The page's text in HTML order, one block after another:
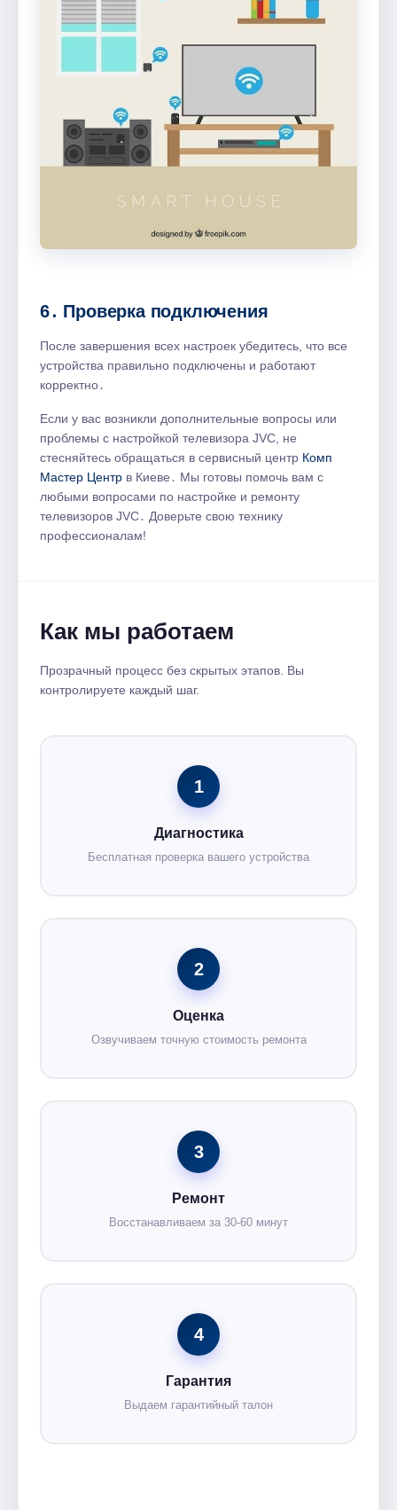
6․ Проверка подключения
После завершения всех настроек убедитесь, что все
устройства правильно подключены и работают
корректно․
Если у вас возникли дополнительные вопросы или
проблемы с настройкой телевизора JVC, не
стесняйтесь обращаться в сервисный центр Комп
Мастер Центр в Киеве․ Мы готовы помочь вам с
любыми вопросами по настройке и ремонту
телевизоров JVC․ Доверьте свою технику
профессионалам!
Как мы работаем
Прозрачный процесс без скрытых этапов. Вы
контролируете каждый шаг.
1
Диагностика
Бесплатная проверка вашего устройства
2
Оценка
Озвучиваем точную стоимость ремонта
3
Ремонт
Восстанавливаем за 30-60 минут
4
Гарантия
Выдаем гарантийный талон